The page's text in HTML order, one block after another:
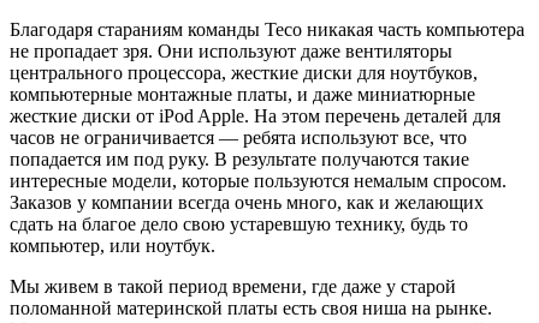
Благодаря стараниям команды Teco никакая часть компьютера
не пропадает зря. Они используют даже вентиляторы
центрального процессора, жесткие диски для ноутбуков,
компьютерные монтажные платы, и даже миниатюрные
жесткие диски от iPod Apple. На этом перечень деталей для
часов не ограничивается — ребята используют все, что
попадается им под руку. В результате получаются такие
интересные модели, которые пользуются немалым спросом.
Заказов у компании всегда очень много, как и желающих
сдать на благое дело свою устаревшую технику, будь то
компьютер, или ноутбук.
Мы живем в такой период времени, где даже у старой
поломанной материнской платы есть своя ниша на рынке.